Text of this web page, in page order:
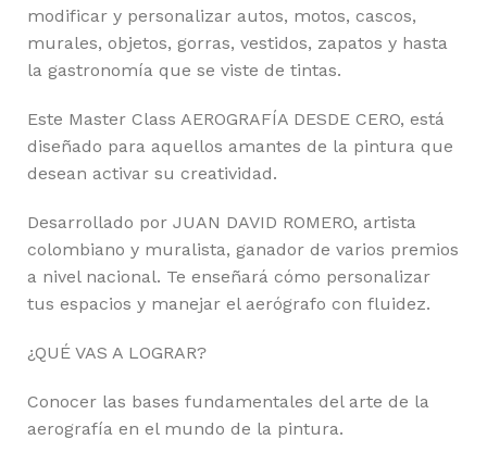
modificar y personalizar autos, motos, cascos,
murales, objetos, gorras, vestidos, zapatos y hasta
la gastronomía que se viste de tintas.
Este Master Class AEROGRAFÍA DESDE CERO, está
diseñado para aquellos amantes de la pintura que
desean activar su creatividad.
Desarrollado por JUAN DAVID ROMERO, artista
colombiano y muralista, ganador de varios premios
a nivel nacional. Te enseñará cómo personalizar
tus espacios y manejar el aerógrafo con fluidez.
¿QUÉ VAS A LOGRAR?
Conocer las bases fundamentales del arte de la
aerografía en el mundo de la pintura.